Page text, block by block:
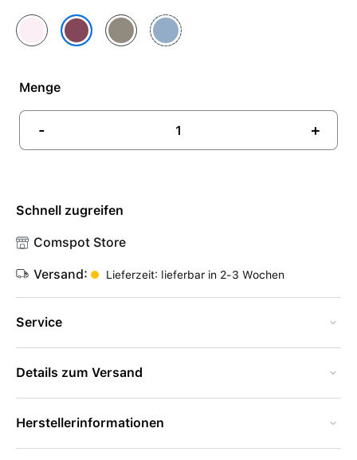
HellrosaMulberryTonbraunWinterblau
Menge
- +
Schnell zugreifen
Comspot Store
Versand: Lieferzeit: lieferbar in 2-3 Wochen
Service
Details zum Versand
Herstellerinformationen